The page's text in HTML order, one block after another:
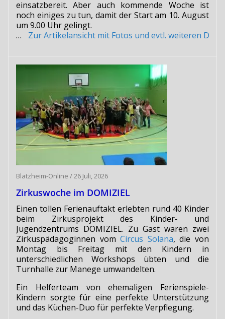
einsatzbereit. Aber auch kommende Woche ist
noch einiges zu tun, damit der Start am 10. August
um 9.00 Uhr gelingt.
…Zur Artikelansicht mit Fotos und evtl. weiteren
Blatzheim-Online /26 Juli, 2026
Zirkuswoche im DOMIZIEL
Einen tollen Ferienauftakt erlebten rund 40 Kinder
beim Zirkusprojekt des Kinder- und
Jugendzentrums DOMIZIEL. Zu Gast waren zwei
Zirkuspädagoginnen vomCircus Solana, die von
Montag bis Freitag mit den Kindern in
unterschiedlichen Workshops übten und die
Turnhalle zur Manege umwandelten.
Ein Helferteam von ehemaligen Ferienspiele-
Kindern sorgte für eine perfekte Unterstützung
und das Küchen-Duo für perfekte Verpflegung.